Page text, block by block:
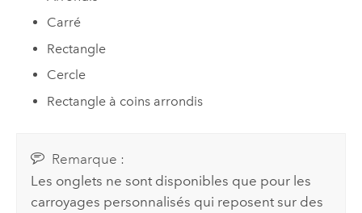
Carré
Rectangle
Cercle
Rectangle à coins arrondis
Remarque :
Les onglets ne sont disponibles que pour les
carroyages personnalisés qui reposent sur des